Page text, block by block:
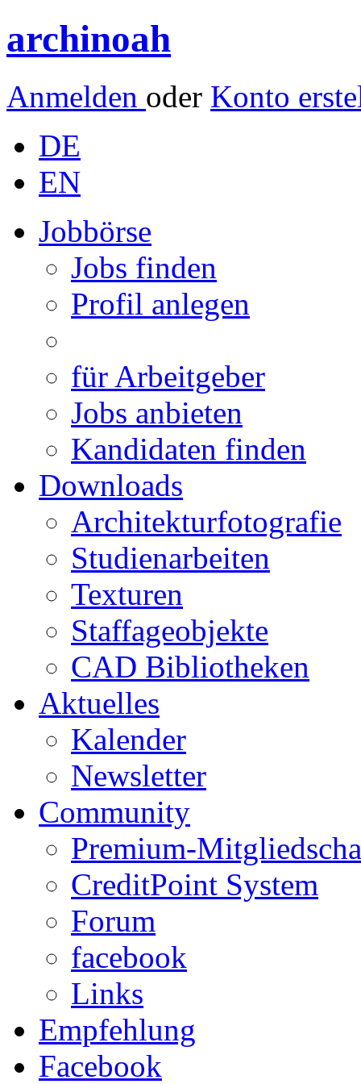
archinoah
Anmelden oder Konto
DE
EN
Jobbörse
Jobs finden
Profil anlegen
für Arbeitgeber
Jobs anbieten
Kandidaten finden
Downloads
Architekturfotografie
Studienarbeiten
Texturen
Staffageobjekte
CAD Bibliotheken
Aktuelles
Kalender
Newsletter
Community
Premium-
CreditPoint System
Forum
facebook
Links
Empfehlung
Facebook